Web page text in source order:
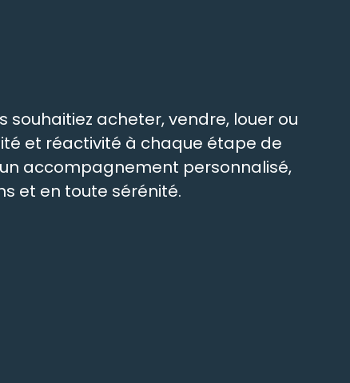
acheter, vendre, louer ou
et réactivité à chaque étape de
accompagnement personnalisé,
et en toute sérénité.